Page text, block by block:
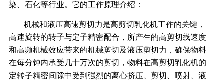
染、石化等行业。它的工作原理介绍：
机械和液压高速剪切力是高剪切乳化机工作的关键，
高速旋转的转子与定子精密配合，所产生的高剪切线速度
和高频机械效应带来的机械剪切及液压剪切力，确保物料
在每分钟内承受几十万次的剪切，物料在高剪切乳化机的
定转子精密间隙中受到强烈的离心挤压、剪切、喷射、液